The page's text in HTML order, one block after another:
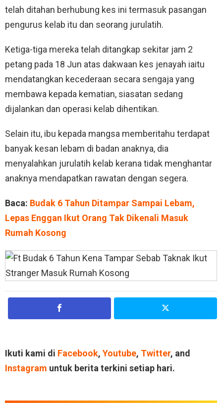
telah ditahan berhubung kes ini termasuk pasangan
pengurus kelab itu dan seorang jurulatih.
Ketiga-tiga mereka telah ditangkap sekitar jam 2
petang pada 18 Jun atas dakwaan kes jenayah iaitu
mendatangkan kecederaan secara sengaja yang
membawa kepada kematian, siasatan sedang
dijalankan dan operasi kelab dihentikan.
Selain itu, ibu kepada mangsa memberitahu terdapat
banyak kesan lebam di badan anaknya, dia
menyalahkan jurulatih kelab kerana tidak menghantar
anaknya mendapatkan rawatan dengan segera.
Baca: Budak 6 Tahun Ditampar Sampai Lebam,
Lepas Enggan Ikut Orang Tak Dikenali Masuk
Rumah Kosong
Ikuti kami di Facebook, Youtube, Twitter, and
Instagram untuk berita terkini setiap hari.